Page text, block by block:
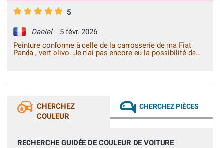
5
Daniel
5 févr. 2026
Peinture conforme à celle de la carrosserie de ma Fiat
Panda , vert olivo. Je n'ai pas encore eu la possibilité de
CHERCHEZ
COULEUR
CHERCHEZ PIÈCES
RECHERCHE GUIDÉE DE COULEUR DE VOITURE